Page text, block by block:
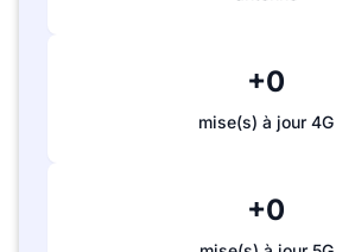
+0
mise(s) à jour 4G
+0